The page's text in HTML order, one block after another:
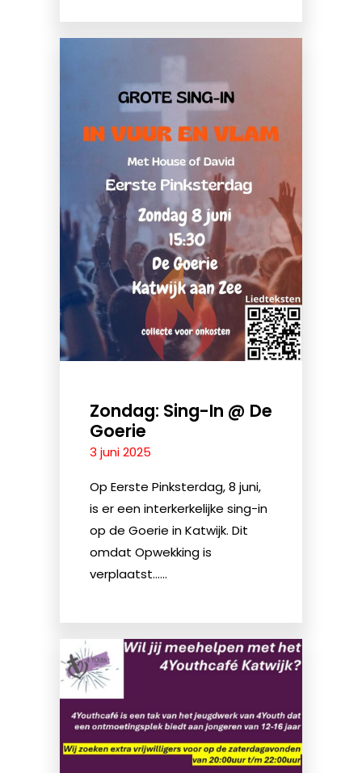
Zondag: Sing-In @ De
Goerie
3 juni 2025
Op Eerste Pinksterdag, 8 juni,
is er een interkerkelijke sing-in
op de Goerie in Katwijk. Dit
omdat Opwekking is
verplaatst......